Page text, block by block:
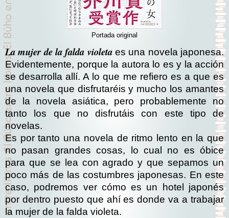
Portada original
La mujer de la falda violetaes una novela japonesa.
Evidentemente, porque la autora lo es y la acción
se desarrolla allí. A lo que me refiero es a que es
una novela que disfrutaréis y mucho los amantes
de la novela asiática, pero probablemente no
tanto los que no disfrutáis con este tipo de
novelas.
Es por tanto una novela de ritmo lento en la que
no pasan grandes cosas, lo cual no es óbice
para que se lea con agrado y que sepamos un
poco más de las costumbres japonesas. En este
caso, podremos ver cómo es un hotel japonés
por dentro puesto que ahí es donde va a trabajar
la mujer de la falda violeta.